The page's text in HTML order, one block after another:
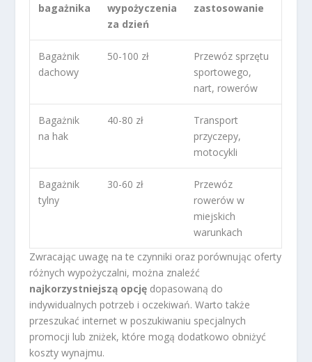
bagażnika
wypożyczenia
za dzień
zastosowanie
Bagażnik
dachowy
50-100 zł
Przewóz sprzętu
sportowego,
nart, rowerów
Bagażnik
na hak
40-80 zł
Transport
przyczepy,
motocykli
Bagażnik
tylny
30-60 zł
Przewóz
rowerów w
miejskich
warunkach
Zwracając uwagę na te czynniki oraz porównując oferty
różnych wypożyczalni, można znaleźć
najkorzystniejszą opcję dopasowaną do
indywidualnych potrzeb i oczekiwań. Warto także
przeszukać internet w poszukiwaniu specjalnych
promocji lub zniżek, które mogą dodatkowo obniżyć
koszty wynajmu.